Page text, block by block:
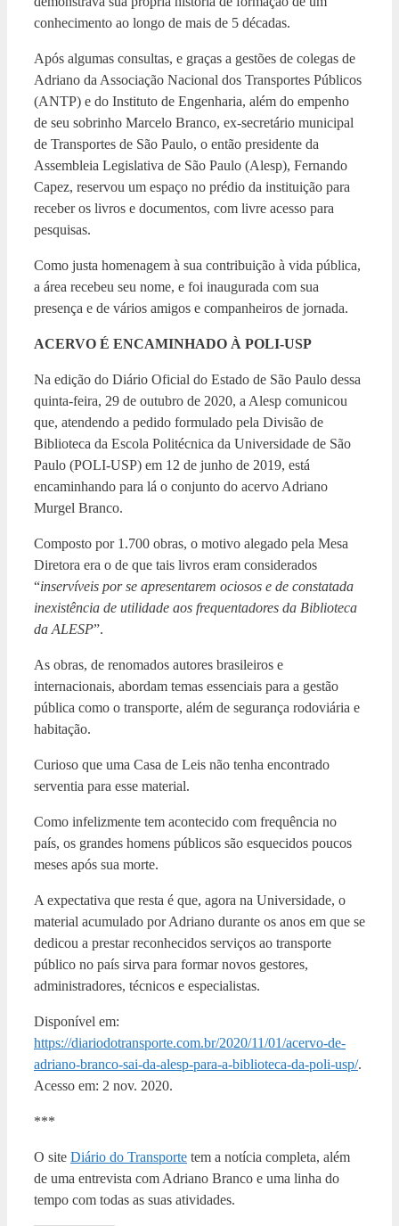
conhecimento ao longo de mais de 5 décadas.
Após algumas consultas, e graças a gestões de colegas de
Adriano da Associação Nacional dos Transportes Públicos
(ANTP) e do Instituto de Engenharia, além do empenho
de seu sobrinho Marcelo Branco, ex-secretário municipal
de Transportes de São Paulo, o então presidente da
Assembleia Legislativa de São Paulo (Alesp), Fernando
Capez, reservou um espaço no prédio da instituição para
receber os livros e documentos, com livre acesso para
pesquisas.
Como justa homenagem à sua contribuição à vida pública,
a área recebeu seu nome, e foi inaugurada com sua
presença e de vários amigos e companheiros de jornada.
ACERVO É ENCAMINHADO À POLI-USP
Na edição do Diário Oficial do Estado de São Paulo dessa
quinta-feira, 29 de outubro de 2020, a Alesp comunicou
que, atendendo a pedido formulado pela Divisão de
Biblioteca da Escola Politécnica da Universidade de São
Paulo (POLI-USP) em 12 de junho de 2019, está
encaminhando para lá o conjunto do acervo Adriano
Murgel Branco.
Composto por 1.700 obras, o motivo alegado pela Mesa
Diretora era o de que tais livros eram considerados
“inservíveis por se apresentarem ociosos e de constatada
inexistência de utilidade aos frequentadores da Biblioteca
da ALESP”.
As obras, de renomados autores brasileiros e
internacionais, abordam temas essenciais para a gestão
pública como o transporte, além de segurança rodoviária e
habitação.
Curioso que uma Casa de Leis não tenha encontrado
serventia para esse material.
Como infelizmente tem acontecido com frequência no
país, os grandes homens públicos são esquecidos poucos
meses após sua morte.
A expectativa que resta é que, agora na Universidade, o
material acumulado por Adriano durante os anos em que se
dedicou a prestar reconhecidos serviços ao transporte
público no país sirva para formar novos gestores,
administradores, técnicos e especialistas.
Disponível em:
https://diariodotransporte.com.br/2020/11/01/acervo-de-
adriano-branco-sai-da-alesp-para-a-biblioteca-da-poli-usp/.
Acesso em: 2 nov. 2020.
***
O site Diário do Transporte tem a notícia completa, além
de uma entrevista com Adriano Branco e uma linha do
tempo com todas as suas atividades.